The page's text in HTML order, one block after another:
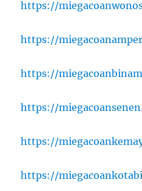
https://
https://
https://
https://
https://
https://